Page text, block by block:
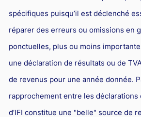
spécifiques puisqu’il est déclenché
réparer des erreurs ou omissions en
ponctuelles, plus ou moins
une déclaration de résultats ou de
de revenus pour une année donnée.
rapprochement entre les déclarations
d’IFI constitue une "belle" source de